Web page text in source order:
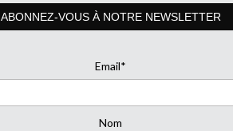
ABONNEZ-VOUS À NOTRE NEWSLETTER
Email*
Nom